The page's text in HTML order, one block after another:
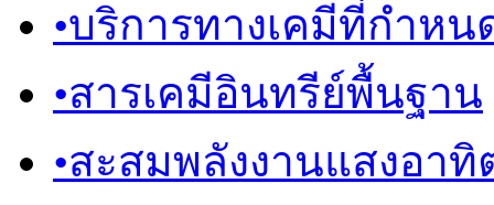
•บริการทางเคมีที่กำหน
•สารเคมีอินทรีย์พื้นฐาน
•สะสมพลังงานแสงอาทิ